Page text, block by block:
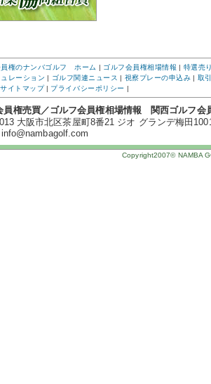
員権のナンバゴルフ ホーム | ゴルフ会員権相場情報 | 特選売
レーション | ゴルフ関連ニュース | 視察プレーの申込み | 取
サイトマップ| プライバシーポリシー |
員権売買／ゴルフ会員権相場情報 関西ゴルフ
大阪市北区茶屋町8番21 ジオ グランデ梅田
Copyright2007© NAMBA